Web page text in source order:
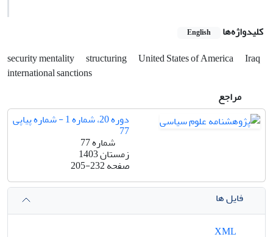
کلیدواژه‌ها English
security mentality structuring United States of America
Iraq
international sanctions
مراجع
دوره 20، شماره 1 - شماره پیاپی
77
شماره 77
زمستان 1403
صفحه205-232
فایل ها